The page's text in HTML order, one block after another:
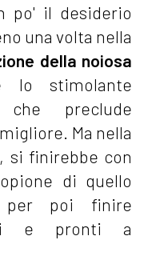
po' il desiderio
una volta nella
della noiosa
lo stimolante
preclude
Ma nella
si finirebbe con
di quello
poi finire
e pronti a